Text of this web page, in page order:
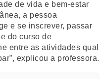
de vida e bem-estar
a pessoa
e se inscrever, passar
do curso de
entre as atividades qual
explicou a professora.